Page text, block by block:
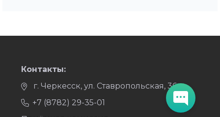
Контакты:
г. Черкесск, ул. Ставропольская, 36
+7 (8782) 29-35-01